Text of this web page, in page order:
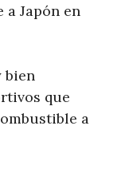
Japón en
bien
que
a